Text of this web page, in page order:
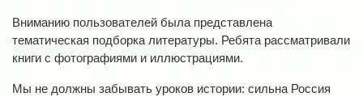
Вниманию пользователей была представлена
тематическая подборка литературы. Ребята рассматривали
книги с фотографиями и иллюстрациями.
Мы не должны забывать уроков истории: сильна Россия